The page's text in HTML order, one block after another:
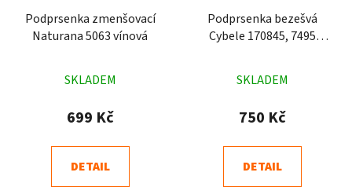
Podprsenka zmenšovací
Naturana 5063 vínová
hodnocení
produktu
5,0
z
SKLADEM
699 Kč
DETAIL
Podprsenka bezešvá
Cybele 170845, 7495
hodnocení
produktu
5,0
z
SKLADEM
750 Kč
DETAIL